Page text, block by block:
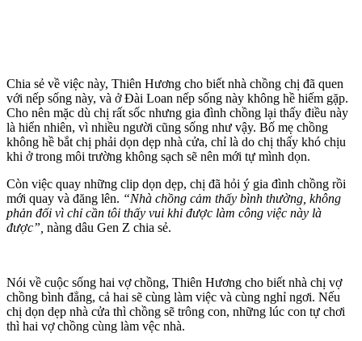
Chia sẻ về việc này, Thiên Hương cho biết nhà chồng chị đã quen
với nếp sống này, và ở Đài Loan nếp sống này không hề hiếm gặp.
Cho nên mặc dù chị rất sốc nhưng gia đình chồng lại thấy điều này
là hiển nhiên, vì nhiều người cũng sống như vậy. Bố mẹ chồng
không hề bắt chị phải dọn dẹp nhà cửa, chỉ là do chị thấy khó chịu
khi ở trong môi trường không sạch sẽ nên mới tự mình dọn.
Còn việc quay những clip dọn dẹp, chị đã hỏi ý gia đình chồng rồi
mới quay và đăng lên. “Nhà chồng cảm thấy bình thường, không
phản đối vì chỉ cần tôi thấy vui khi được làm công việc này là
được”, nàng dâu Gen Z chia sẻ.
Nói về cuộc sống hai vợ chồng, Thiên Hương cho biết nhà chị vợ
chồng bình đẳng, cả hai sẽ cùng làm việc và cùng nghỉ ngơi. Nếu
chị dọn dẹp nhà cửa thì chồng sẽ trông con, những lúc con tự chơi
thì hai vợ chồng cùng làm vệc nhà.